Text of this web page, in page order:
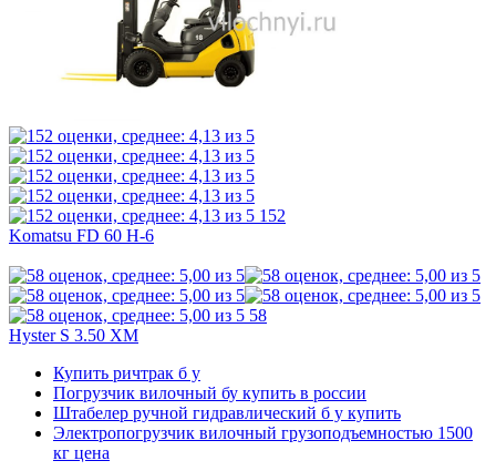
152
Komatsu FD 60 H-6
58
Hyster S 3.50 XM
Купить ричтрак б у
Погрузчик вилочный бу купить в россии
Штабелер ручной гидравлический б у купить
Электропогрузчик вилочный грузоподъемностью 1500
кг цена